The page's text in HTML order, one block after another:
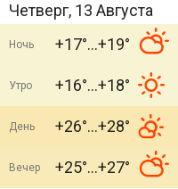
Четверг, 13 Августа
Ночь +17° +19°
Утро +16° +18°
День +26° +28°
Вечер +25° +27°